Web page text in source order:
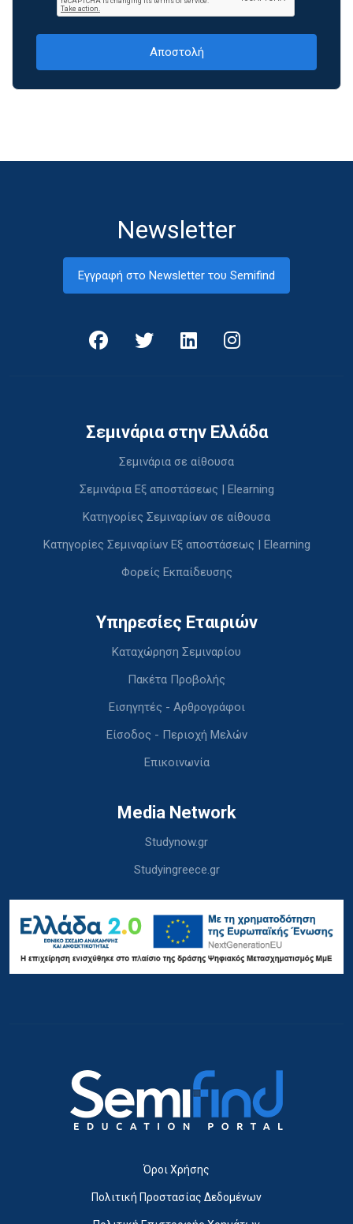
Newsletter
Εγγραφή στο Newsletter του Semifind
Σεμινάρια στην Ελλάδα
Σεμινάρια σε αίθουσα
Σεμινάρια Εξ αποστάσεως | Elearning
Κατηγορίες Σεμιναρίων σε αίθουσα
Κατηγορίες Σεμιναρίων Εξ αποστάσεως | Elearning
Φορείς Εκπαίδευσης
Υπηρεσίες Εταιριών
Καταχώρηση Σεμιναρίου
Πακέτα Προβολής
Εισηγητές - Αρθρογράφοι
Είσοδος - Περιοχή Μελών
Επικοινωνία
Media Network
Studynow.gr
Studyingreece.gr
Όροι Χρήσης
Πολιτική Προστασίας Δεδομένων